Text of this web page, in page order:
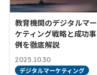
教育機関のデジタルマー
ケティング戦略と成功事
例を徹底解説
2025.10.30
デジタルマーケティング